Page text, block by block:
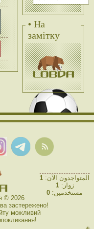
• На
замітку
© 2026
застережено!
можливий
المتواجدون الآن: 1
زوار:1
مستخدمين: 0